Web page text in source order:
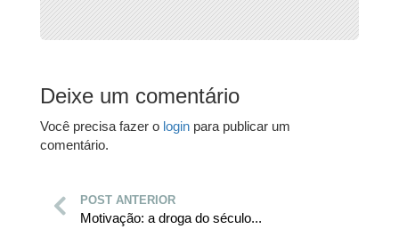
Deixe um comentário
Você precisa fazer o login para publicar um
comentário.
POST ANTERIOR
Motivação: a droga do século...